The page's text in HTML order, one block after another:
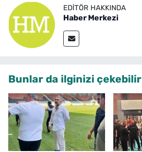
EDITÖR HAKKINDA
Haber Merkezi
Bunlar da ilginizi çekebilir